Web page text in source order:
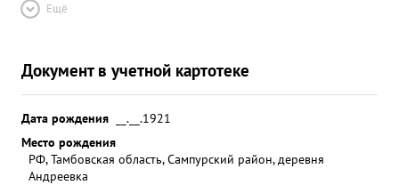
Ещё
Документ в учетной картотеке
Дата рождения
__.__.1921
Место рождения
РФ, Тамбовская область, Сампурский район, деревня
Андреевка